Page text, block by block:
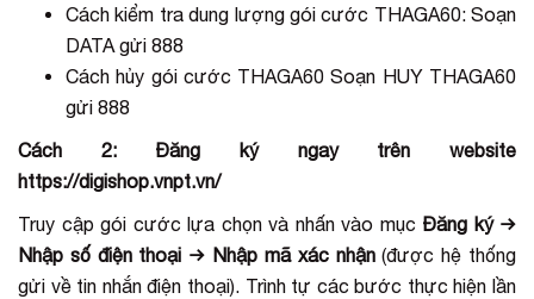
Cách kiểm tra dung lượng gói cước THAGA60: Soạn
DATA gửi 888
Cách hủy gói cước THAGA60 Soạn HUY THAGA60
gửi 888
Cách 2: Đăng ký ngay trên website
https://digishop.vnpt.vn/
Truy cập gói cước lựa chọn và nhấn vào mục Đăng ký →
Nhập số điện thoại → Nhập mã xác nhận(được hệ thống
gửi về tin nhắn điện thoại). Trình tự các bước thực hiện lần